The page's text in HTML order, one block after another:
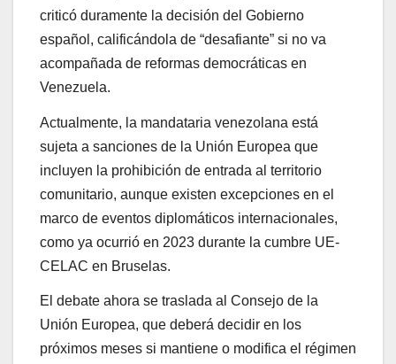
criticó duramente la decisión del Gobierno
español, calificándola de “desafiante” si no va
acompañada de reformas democráticas en
Venezuela.
Actualmente, la mandataria venezolana está
sujeta a sanciones de la Unión Europea que
incluyen la prohibición de entrada al territorio
comunitario, aunque existen excepciones en el
marco de eventos diplomáticos internacionales,
como ya ocurrió en 2023 durante la cumbre UE-
CELAC en Bruselas.
El debate ahora se traslada al Consejo de la
Unión Europea, que deberá decidir en los
próximos meses si mantiene o modifica el régimen